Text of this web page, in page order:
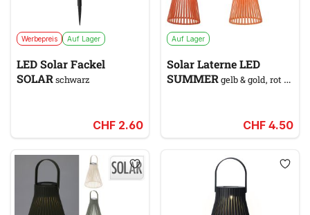
Werbepreis Auf Lager
LED Solar Fackel
SOLARschwarz
CHF 2.60
Auf Lager
Solar Laterne LED
SUMMERgelb & gold, rot &
CHF 4.50